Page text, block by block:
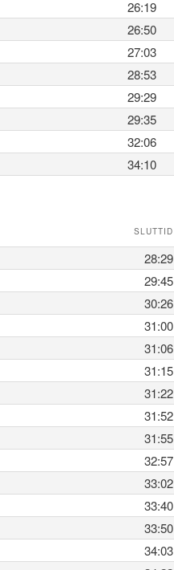
26:19
26:50
27:03
28:53
29:29
29:35
32:06
34:10
SLUTTID
28:29
29:45
30:26
31:00
31:06
31:15
31:22
31:52
31:55
32:57
33:02
33:40
33:50
34:03